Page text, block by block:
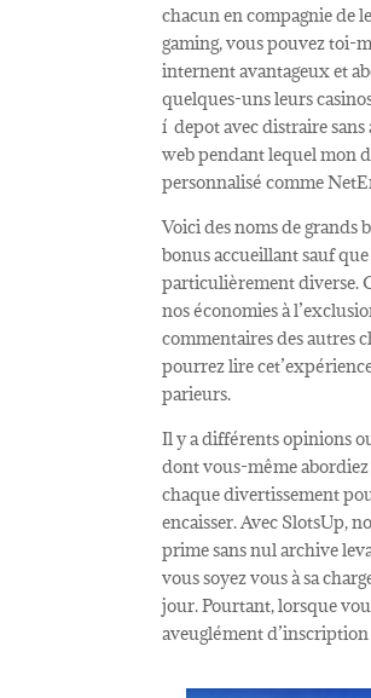
chacun en compagnie de
gaming, vous pouvez toi-
internent avantageux et
quelques-uns leurs
í depot avec distraire
web pendant lequel mon
personnalisé comme
Voici des noms de grands
bonus accueillant sauf
particulièrement diverse.
nos économies à
commentaires des autres
pourrez lire
parieurs.
Il y a différents opinions
dont vous-même
chaque divertissement
encaisser. Avec SlotsUp,
prime sans nul archive
vous soyez vous à sa
jour. Pourtant, lorsque
aveuglément